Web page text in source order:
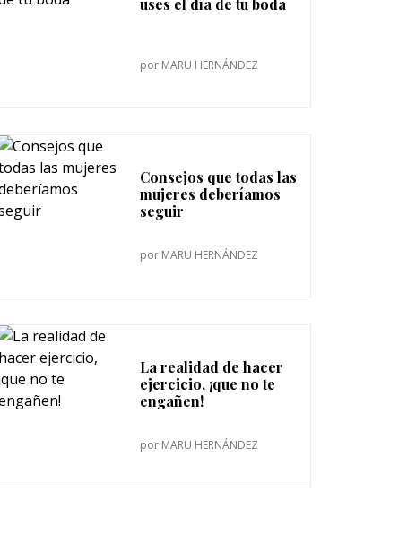
uses el día de tu boda
por MARU HERNÁNDEZ
Consejos que todas las
mujeres deberíamos
seguir
por MARU HERNÁNDEZ
La realidad de hacer
ejercicio, ¡que no te
engañen!
por MARU HERNÁNDEZ